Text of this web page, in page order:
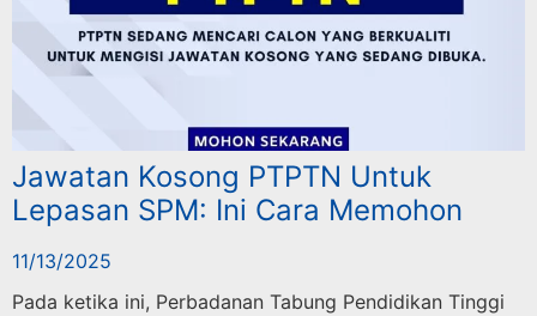
Jawatan Kosong PTPTN Untuk
Lepasan SPM: Ini Cara Memohon
11/13/2025
Pada ketika ini, Perbadanan Tabung Pendidikan Tinggi